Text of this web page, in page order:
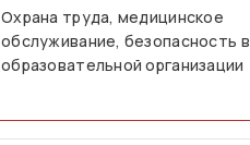
Охрана труда, медицинское
обслуживание, безопасность в
образовательной организации